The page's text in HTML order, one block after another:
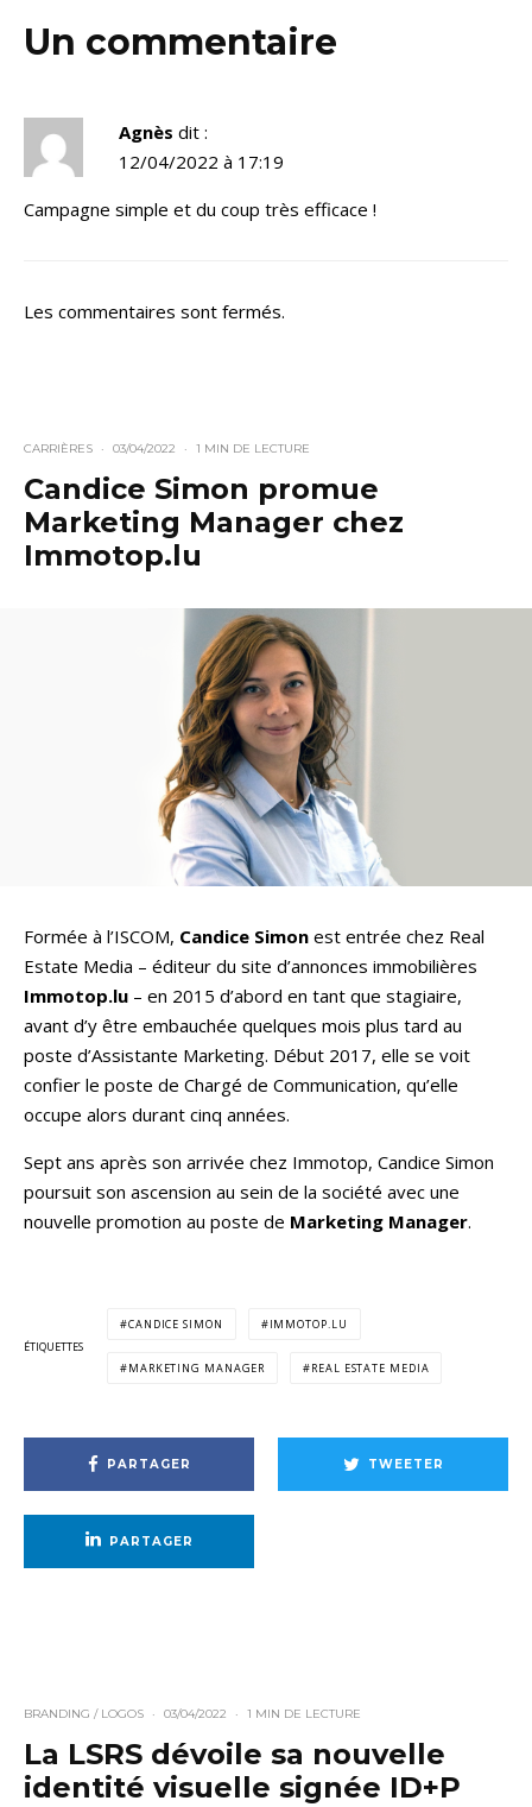
Un commentaire
Agnès dit :
12/04/2022 à 17:19
Campagne simple et du coup très efficace !
Les commentaires sont fermés.
CARRIÈRES · 03/04/2022 · 1 MIN DE LECTURE
Candice Simon promue
Marketing Manager chez
Immotop.lu
Formée à l’ISCOM, Candice Simon est entrée chez Real
Estate Media – éditeur du site d’annonces immobilières
Immotop.lu – en 2015 d’abord en tant que stagiaire,
avant d’y être embauchée quelques mois plus tard au
poste d’Assistante Marketing. Début 2017, elle se voit
confier le poste de Chargé de Communication, qu’elle
occupe alors durant cinq années.
Sept ans après son arrivée chez Immotop, Candice Simon
poursuit son ascension au sein de la société avec une
nouvelle promotion au poste de Marketing Manager.
ÉTIQUETTES
CANDICE SIMON IMMOTOP.LU
MARKETING MANAGER REAL ESTATE MEDIA
PARTAGER TWEETER
PARTAGER
BRANDING / LOGOS · 03/04/2022 · 1 MIN DE LECTURE
La LSRS dévoile sa nouvelle
identité visuelle signée ID+P